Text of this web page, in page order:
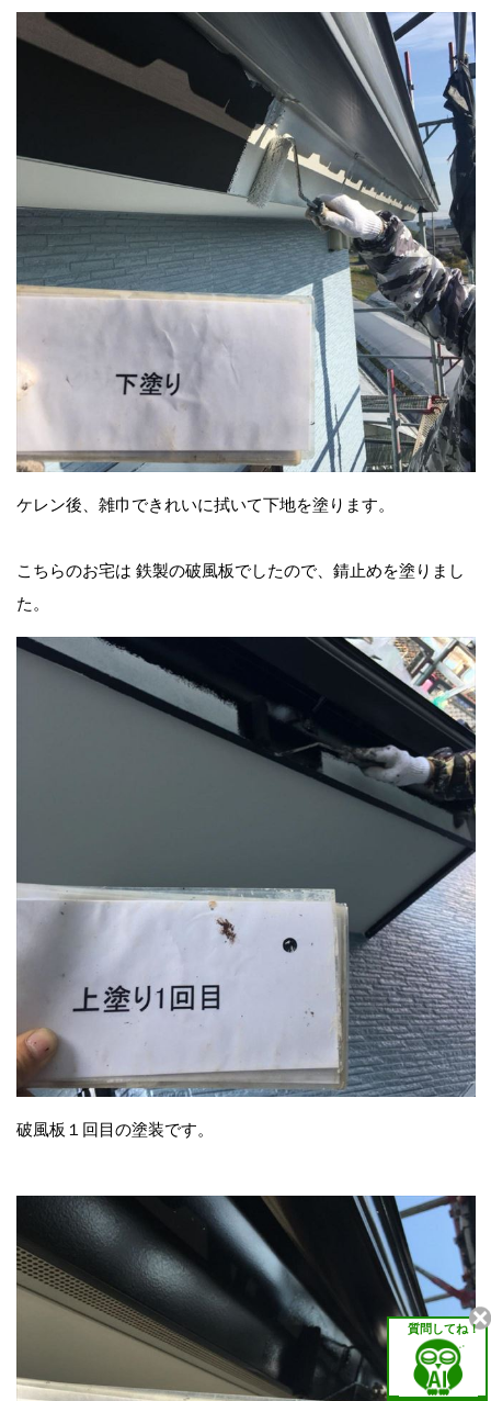
ケレン後、雑巾できれいに拭いて下地を塗ります。
こちらのお宅は 鉄製の破風板でしたので、錆止めを塗りまし
た。
破風板１回目の塗装です。
質問してね！